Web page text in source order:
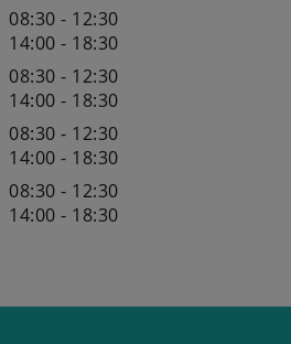
08:30 - 12:30
14:00 - 18:30
08:30 - 12:30
14:00 - 18:30
08:30 - 12:30
14:00 - 18:30
08:30 - 12:30
14:00 - 18:30